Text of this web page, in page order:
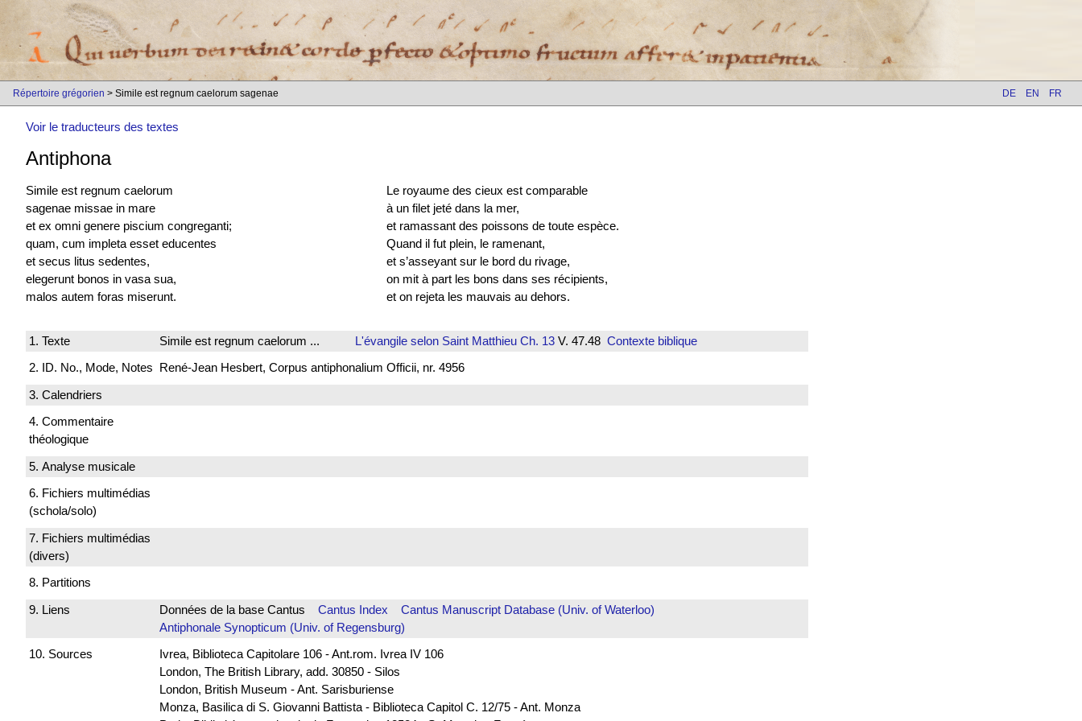
Répertoire grégorien > Simile est regnum caelorum sagenae DE EN FR
Voir le traducteurs des textes
Antiphona
Simile est regnum caelorum
sagenae missae in mare
et ex omni genere piscium congreganti;
quam, cum impleta esset educentes
et secus litus sedentes,
elegerunt bonos in vasa sua,
malos autem foras miserunt.
Le royaume des cieux est comparable
à un filet jeté dans la mer,
et ramassant des poissons de toute espèce.
Quand il fut plein, le ramenant,
et s’asseyant sur le bord du rivage,
on mit à part les bons dans ses récipients,
et on rejeta les mauvais au dehors.
1. Texte Simile est regnum caelorum ... L'évangile selon Saint MatthieuCh. 13V. 47.48 Contexte biblique
2. ID. No., Mode, Notes
René-Jean Hesbert, Corpus antiphonalium Officii, nr. 4956
3. Calendriers
4. Commentaire
théologique
5. Analyse musicale
6. Fichiers multimédias
(schola/solo)
7. Fichiers multimédias
(divers)
8. Partitions
9. Liens
Données de la base Cantus Cantus Index
Cantus Manuscript Database (Univ. of Waterloo)
Antiphonale Synopticum (Univ. of Regensburg)
10. Sources
Ivrea, Biblioteca Capitolare 106 - Ant.rom. Ivrea IV 106
London, The British Library, add. 30850 - Silos
London, British Museum - Ant. Sarisburiense
Monza, Basilica di S. Giovanni Battista - Biblioteca Capitol C. 12/75 - Ant. Monza